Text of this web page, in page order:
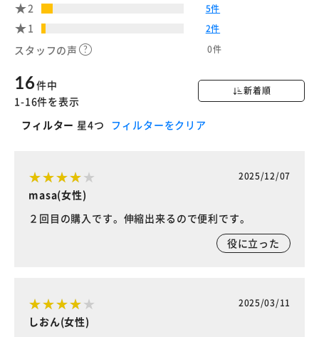
2 5件
1 2件
スタッフの声 0件
新着順
16件中
1-16件を表示
フィルター 星4つ フィルターをクリア
2025/12/07
masa(女性)
２回目の購入です。伸縮出来るので便利です。
役に立った
2025/03/11
しおん(女性)